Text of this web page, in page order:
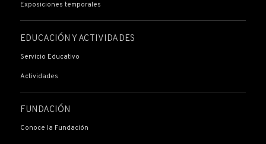
Exposiciones temporales
EDUCACIÓN Y ACTIVIDADES
Servicio Educativo
Actividades
FUNDACIÓN
Conoce la Fundación